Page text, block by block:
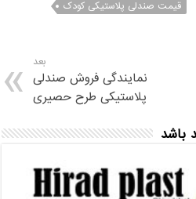
قیمت صندلی پلاستیکی کودک
بعد
نمایندگی فروش صندلی
پلاستیکی طرح حصیری
باشد